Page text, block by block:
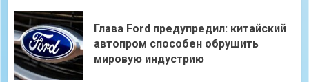
Глава Ford предупредил: китайский
автопром способен обрушить
мировую индустрию